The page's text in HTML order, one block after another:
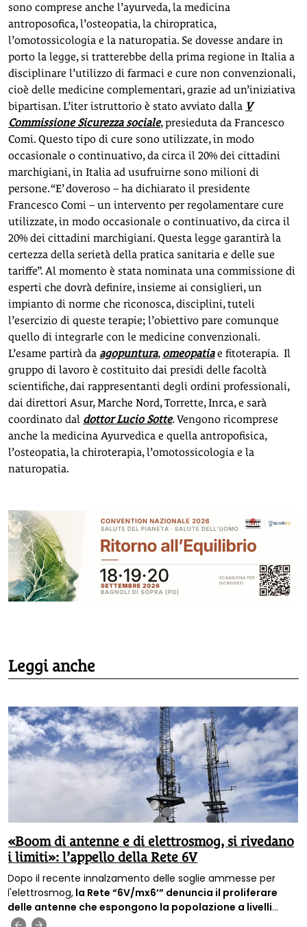
sono comprese anche l’ayurveda, la medicina
antroposofica, l’osteopatia, la chiropratica,
l’omotossicologia e la naturopatia. Se dovesse andare in
porto la legge, si tratterebbe della prima regione in Italia a
disciplinare l’utilizzo di farmaci e cure non convenzionali,
cioè delle medicine complementari, grazie ad un’iniziativa
bipartisan. L’iter istruttorio è stato avviato dalla V
Commissione Sicurezza sociale, presieduta da Francesco
Comi. Questo tipo di cure sono utilizzate, in modo
occasionale o continuativo, da circa il 20% dei cittadini
marchigiani, in Italia ad usufruirne sono milioni di
persone. “E’ doveroso – ha dichiarato il presidente
Francesco Comi – un intervento per regolamentare cure
utilizzate, in modo occasionale o continuativo, da circa il
20% dei cittadini marchigiani. Questa legge garantirà la
certezza della serietà della pratica sanitaria e delle sue
tariffe”. Al momento è stata nominata una commissione di
esperti che dovrà definire, insieme ai consiglieri, un
impianto di norme che riconosca, disciplini, tuteli
l’esercizio di queste terapie; l’obiettivo pare comunque
quello di integrarle con le medicine convenzionali.
L’esame partirà da agopuntura, omeopatiae fitoterapia. Il
gruppo di lavoro è costituito dai presidi delle facoltà
scientifiche, dai rappresentanti degli ordini professionali,
dai direttori Asur, Marche Nord, Torrette, Inrca, e sarà
coordinato dal dottor Lucio Sotte. Vengono ricomprese
anche la medicina Ayurvedica e quella antropofisica,
l’osteopatia, la chiroterapia, l’omotossicologia e la
naturopatia.
Leggi anche
«Boom di antenne e di elettrosmog, si rivedano
i limiti»: l’appello della Rete 6V
Dopo il recente innalzamento delle soglie ammesse per
l'elettrosmog, la Rete “6V/mx6’” denuncia il proliferare
delle antenne che espongono la popolazione a livelli
sempre più alti di inquinamento elettromagnetico e